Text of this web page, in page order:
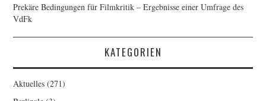
Prekäre Bedingungen für Filmkritik – Ergebnisse einer Umfrage des
VdFk
KATEGORIEN
Aktuelles (271)